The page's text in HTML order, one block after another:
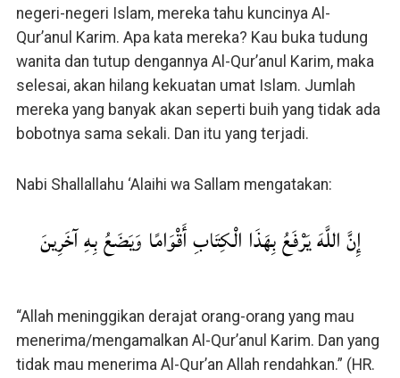
negeri-negeri Islam, mereka tahu kuncinya Al-
Qur’anul Karim. Apa kata mereka? Kau buka tudung
wanita dan tutup dengannya Al-Qur’anul Karim, maka
selesai, akan hilang kekuatan umat Islam. Jumlah
mereka yang banyak akan seperti buih yang tidak ada
bobotnya sama sekali. Dan itu yang terjadi.
Nabi Shallallahu ‘Alaihi wa Sallam mengatakan:
إِنَّ اللَّهَ يَرْفَعُ بِهَذَا الْكِتَابِ أَقْوَامًا وَيَضَعُ بِهِ آخَرِينَ
“Allah meninggikan derajat orang-orang yang mau
menerima/mengamalkan Al-Qur’anul Karim. Dan yang
tidak mau menerima Al-Qur’an Allah rendahkan.” (HR.